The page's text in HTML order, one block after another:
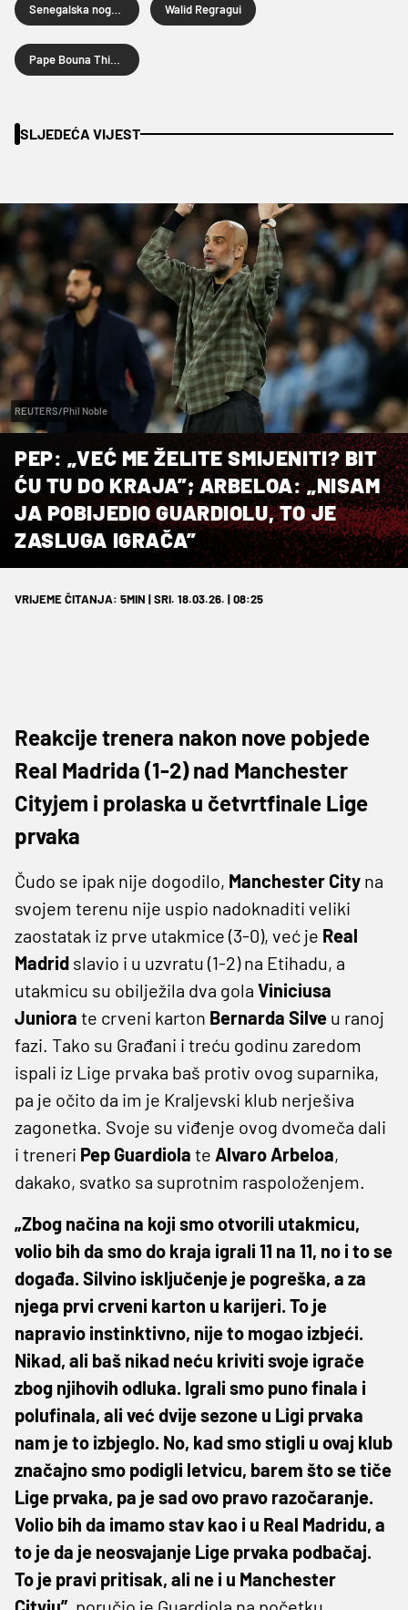
Walid Regragui
SLJEDEĆA VIJEST
REUTERS/Phil Noble
PEP: „VEĆ ME ŽELITE SMIJENITI? BIT
ĆU TU DO KRAJA”; ARBELOA: „NISAM
JA POBIJEDIO GUARDIOLU, TO JE
ZASLUGA IGRAČA”
VRIJEME ČITANJA: 5MIN | SRI. 18.03.26. | 08:25
Reakcije trenera nakon nove pobjede
Real Madrida (1-2) nad Manchester
Cityjem i prolaska u četvrtfinale Lige
prvaka
Čudo se ipak nije dogodilo, Manchester City na
svojem terenu nije uspio nadoknaditi veliki
zaostatak iz prve utakmice (3-0), već je Real
Madrid slavio i u uzvratu (1-2) na Etihadu, a
utakmicu su obilježila dva gola Viniciusa
Juniora te crveni karton Bernarda Silve u ranoj
fazi. Tako su Građani i treću godinu zaredom
ispali iz Lige prvaka baš protiv ovog suparnika,
pa je očito da im je Kraljevski klub nerješiva
zagonetka. Svoje su viđenje ovog dvomeča dali
i treneri Pep Guardiola te Alvaro Arbeloa,
dakako, svatko sa suprotnim raspoloženjem.
„Zbog načina na koji smo otvorili utakmicu,
volio bih da smo do kraja igrali 11 na 11, no i to se
događa. Silvino isključenje je pogreška, a za
njega prvi crveni karton u karijeri. To je
napravio instinktivno, nije to mogao izbjeći.
Nikad, ali baš nikad neću kriviti svoje igrače
zbog njihovih odluka. Igrali smo puno finala i
polufinala, ali već dvije sezone u Ligi prvaka
nam je to izbjeglo. No, kad smo stigli u ovaj klub
značajno smo podigli letvicu, barem što se tiče
Lige prvaka, pa je sad ovo pravo razočaranje.
Volio bih da imamo stav kao i u Real Madridu, a
to je da je neosvajanje Lige prvaka podbačaj.
To je pravi pritisak, ali ne i u Manchester